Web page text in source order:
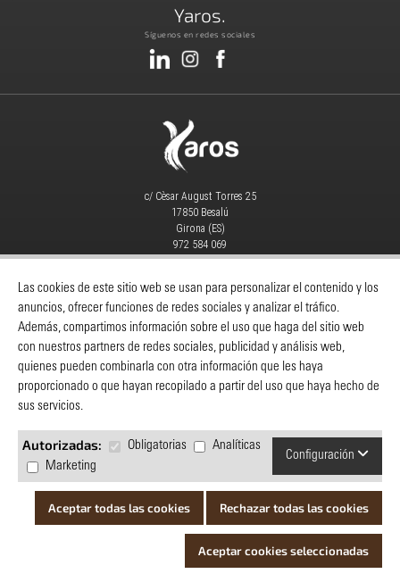
Las cookies de este sitio web se usan para personalizar el contenido y los
anuncios, ofrecer funciones de redes sociales y analizar el tráfico.
Además, compartimos información sobre el uso que haga del sitio web
con nuestros partners de redes sociales, publicidad y análisis web,
quienes pueden combinarla con otra información que les haya
proporcionado o que hayan recopilado a partir del uso que haya hecho de
sus servicios.
Autorizadas: Obligatorias
Analíticas
Marketing
Configuración
Aceptar todas las cookies Rechazar todas las cookies
Aceptar cookies seleccionadas
Yaros.
Síguenos en redes sociales
c/ Cèsar August Torres 25
17850 Besalú
Girona (ES)
972 584 069
MAQUINARIA|CONSUMIBLES|
Catálogos-Despieces Y Manuales-
Servicio Técnico-Noticias-Contacto
INFORMACIÓN
Servicio al cliente
© Yaros | Todos los derechos reservados |Aviso legal|Cookies|
Créditos